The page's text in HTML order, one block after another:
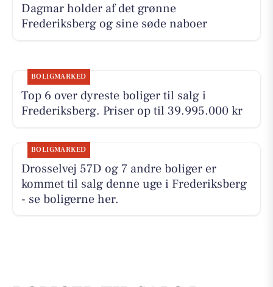
Dagmar holder af det grønne
Frederiksberg og sine søde naboer
BOLIGMARKED
Top 6 over dyreste boliger til salg i
Frederiksberg. Priser op til 39.995.000 kr
BOLIGMARKED
Drosselvej 57D og 7 andre boliger er
kommet til salg denne uge i Frederiksberg
- se boligerne her.